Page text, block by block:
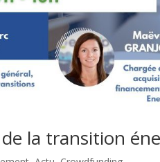
la transition